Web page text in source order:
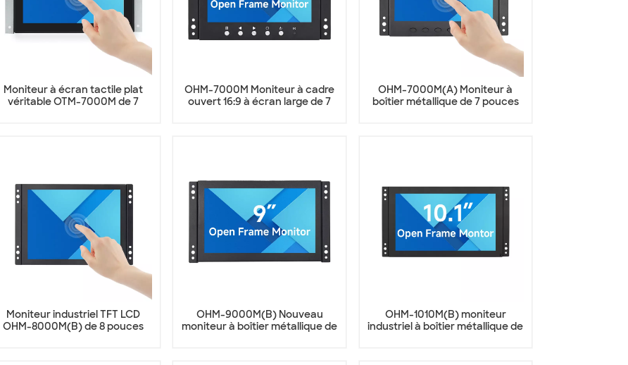
Moniteur à écran tactile plat
véritable OTM-7000M de 7
OHM-7000M Moniteur à cadre
ouvert 16:9 à écran large de 7
OHM-7000M(A) Moniteur à
boîtier métallique de 7 pouces
Moniteur industriel TFT LCD
OHM-8000M(B) de 8 pouces
OHM-9000M(B) Nouveau
moniteur à boîtier métallique de
OHM-1010M(B) moniteur
industriel à boîtier métallique de